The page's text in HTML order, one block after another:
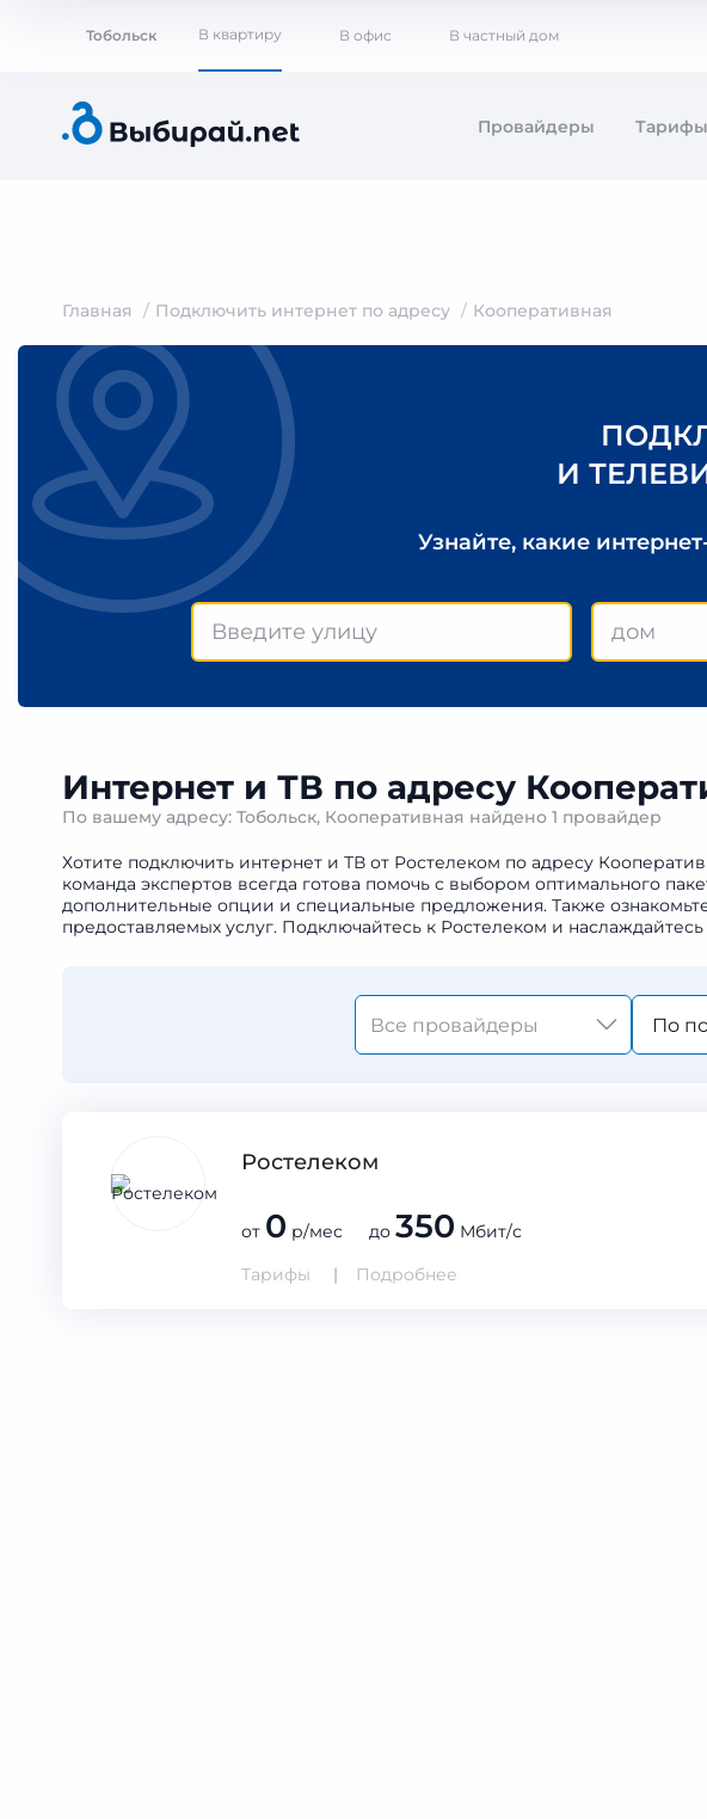
Тобольск В квартиру В офис В частный дом
Провайдеры Тарифы
Главная Подключить интернет по адресу Кооперативная
И
Узнайте, какие
Интернет и ТВ по адресу
По вашему адресу: Тобольск, Кооперативная найдено 1 провайдер
Хотите подключить интернет и ТВ от Ростелеком по адресу
команда экспертов всегда готова помочь с выбором оптимального
дополнительные опции и специальные предложения. Также
предоставляемых услуг. Подключайтесь к Ростелеком и
По
Ростелеком
от 0 р/мес до 350 Мбит/с
Тарифы
Подробнее